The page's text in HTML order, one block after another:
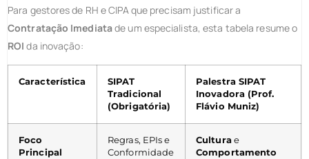
Para gestores de RH e CIPA que precisam justificar a
Contratação Imediatade um especialista, esta tabela resume o
ROI da inovação:
Característica
SIPAT
Tradicional
(Obrigatória)
Palestra SIPAT
Inovadora (Prof.
Flávio Muniz)
Foco
Principal
Regras, EPIs e
Conformidade
Culturae
Comportamento